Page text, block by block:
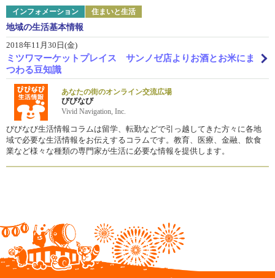
インフォメーション 住まいと生活
地域の生活基本情報
2018年11月30日(金)
ミツワマーケットプレイス サンノゼ店よりお酒とお米にま
つわる豆知識
あなたの街のオンライン交流広場
びびなび
Vivid Navigation, Inc.
びびなび生活情報コラムは留学、転勤などで引っ越してきた方々に各地
域で必要な生活情報をお伝えするコラムです。教育、医療、金融、飲食
業など様々な種類の専門家が生活に必要な情報を提供します。